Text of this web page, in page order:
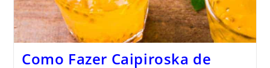
Como Fazer Caipiroska de